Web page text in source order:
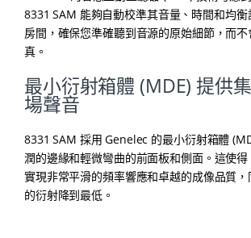
8331 SAM 能夠自動校準其音量、時間和均
房間，確保您準確聽到音源的原始細節，而
真。
最小衍射箱體 (MDE) 提供
場聲音
8331 SAM 採用 Genelec 的最小衍射箱體
潤的邊緣和輕微彎曲的前面板和側面。這使
實現非常平滑的頻率響應和卓越的成像品質
的衍射降到最低。